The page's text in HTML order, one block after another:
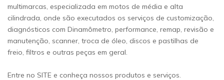
multimarcas, especializada em motos de média e alta
cilindrada, onde são executados os serviços de customização,
diagnósticos com Dinamômetro, performance, remap, revisão e
manutenção, scanner, troca de óleo, discos e pastilhas de
freio, filtros e outras peças em geral.
Entre no SITE e conheça nossos produtos e serviços.